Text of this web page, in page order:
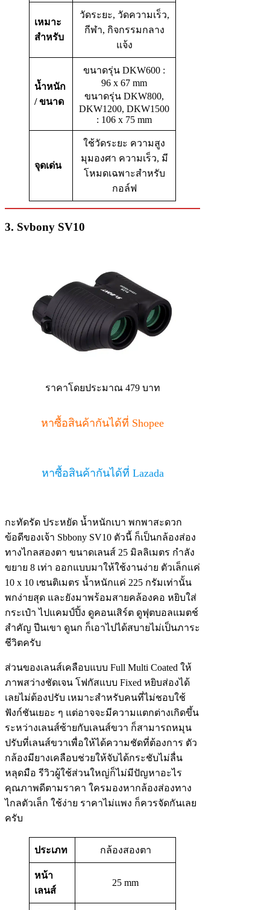
เหมาะ
สำหรับ
วัดระยะ, วัดความเร็ว,
กีฬา, กิจกรรมกลาง
แจ้ง
น้ำหนัก
/ ขนาด
ขนาดรุ่น DKW600 :
96 x 67 mm
ขนาดรุ่น DKW800,
DKW1200, DKW1500
: 106 x 75 mm
จุดเด่น
ใช้วัดระยะ ความสูง
มุมองศา ความเร็ว, มี
โหมดเฉพาะสำหรับ
กอล์ฟ
3. Svbony SV10
ราคาโดยประมาณ 479 บาท
หาซื้อสินค้ากันได้ที่ Shopee
หาซื้อสินค้ากันได้ที่ Lazada
กะทัดรัด ประหยัด น้ำหนักเบา พกพาสะดวก
ข้อดีของเจ้า Sbbony SV10 ตัวนี้ ก็เป็นกล้องส่อง
ทางไกลสองตา ขนาดเลนส์ 25 มิลลิเมตร กำลัง
ขยาย 8 เท่า ออกแบบมาให้ใช้งานง่าย ตัวเล็กแค่
10 x 10 เซนติเมตร น้ำหนักแค่ 225 กรัมเท่านั้น
พกง่ายสุด และยังมาพร้อมสายคล้องคอ หยิบใส่
กระเป๋า ไปแคมป์ปิ้ง ดูคอนเสิร์ต ดูฟุตบอลแมตช์
สำคัญ ปีนเขา ดูนก ก็เอาไปได้สบายไม่เป็นภาระ
ชีวิตครับ
ส่วนของเลนส์เคลือบแบบ Full Multi Coated ให้
ภาพสว่างชัดเจน โฟกัสแบบ Fixed หยิบส่องได้
เลยไม่ต้องปรับ เหมาะสำหรับคนที่ไม่ชอบใช้
ฟังก์ชันเยอะ ๆ แต่อาจจะมีความแตกต่างเกิดขึ้น
ระหว่างเลนส์ซ้ายกับเลนส์ขวา ก็สามารถหมุน
ปรับที่เลนส์ขวาเพื่อให้ได้ความชัดที่ต้องการ ตัว
กล้องมียางเคลือบช่วยให้จับได้กระชับไม่ลื่น
หลุดมือ รีวิวผู้ใช้ส่วนใหญ่ก็ไม่มีปัญหาอะไร
คุณภาพดีตามราคา ใครมองหากล้องส่องทาง
ไกลตัวเล็ก ใช้ง่าย ราคาไม่แพง ก็ควรจัดกันเลย
ครับ
ประเภท กล้องสองตา
หน้า
เลนส์
25 mm